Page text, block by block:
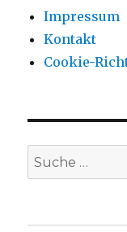
Impressum
Kontakt
Cookie-
Suche
nach: